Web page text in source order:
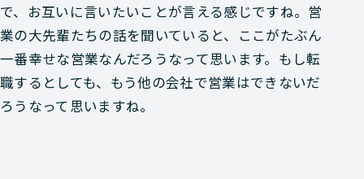
で、お互いに言いたいことが言える感じですね。営
業の大先輩たちの話を聞いていると、ここがたぶん
一番幸せな営業なんだろうなって思います。もし転
職するとしても、もう他の会社で営業はできないだ
ろうなって思いますね。